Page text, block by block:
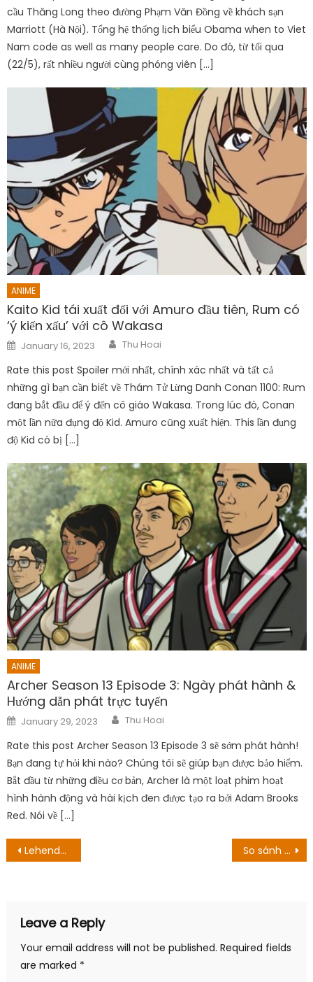
cầu Thăng Long theo đường Phạm Văn Đồng về khách sạn
Marriott (Hà Nội). Tổng hệ thống lịch biểu Obama when to Viet
Nam code as well as many people care. Do đó, từ tối qua
(22/5), rất nhiều người cùng phóng viên […]
ANIME
Kaito Kid tái xuất đối với Amuro đầu tiên, Rum có
‘ý kiến ​​xấu’ với cô Wakasa
Posted
on
January 16, 2023 Author
Thu Hoai
Rate this post Spoiler mới nhất, chính xác nhất và tất cả
những gì bạn cần biết về Thám Tử Lừng Danh Conan 1100: Rum
đang bắt đầu để ý đến cô giáo Wakasa. Trong lúc đó, Conan
một lần nữa đụng độ Kid. Amuro cũng xuất hiện. This lần đụng
độ Kid có bị […]
ANIME
Archer Season 13 Episode 3: Ngày phát hành &
Hướng dẫn phát trực tuyến
Posted
on
January 29, 2023 Author
Thu Hoai
Rate this post Archer Season 13 Episode 3 sẽ sớm phát hành!
Bạn đang tự hỏi khi nào? Chúng tôi sẽ giúp bạn được bảo hiểm.
Bắt đầu từ những điều cơ bản, Archer là một loạt phim hoạt
hình hành động và hài kịch đen được tạo ra bởi Adam Brooks
Red. Nói về […]
Post
Lehends ‘cao’ Faker, Loạn Chiến Mobile tố đạo da K / DA của LMHT So sánh sức mạnh của Tứ Hoàng, Đội Trưởng cùng Đô Đốc trong One Piece
Leave a Reply
Your email address will not be published. Required fields
are marked *